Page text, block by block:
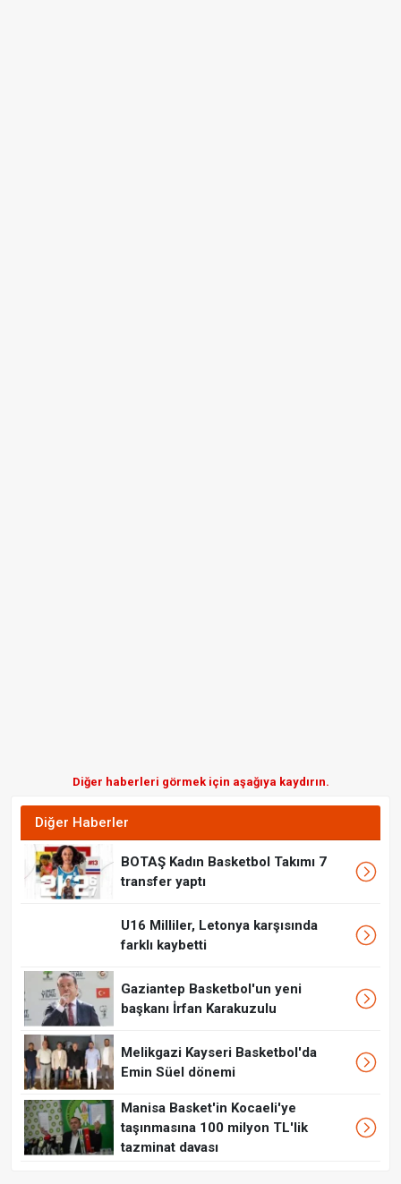
Diğer haberleri görmek için aşağıya kaydırın.
Diğer Haberler
BOTAŞ Kadın Basketbol Takımı 7
transfer yaptı
U16 Milliler, Letonya karşısında
farklı kaybetti
Gaziantep Basketbol'un yeni
başkanı İrfan Karakuzulu
Melikgazi Kayseri Basketbol'da
Emin Süel dönemi
Manisa Basket'in Kocaeli'ye
taşınmasına 100 milyon TL'lik
tazminat davası